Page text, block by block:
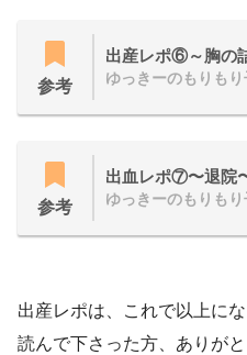
参考
出産レポ⑥～胸の
ゆっきーのもりもり
参考
出血レポ⑦〜退院
ゆっきーのもりもり
出産レポは、これで以上に
読んで下さった方、ありが